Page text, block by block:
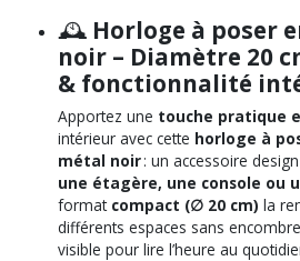
🕰️ Horloge à poser
noir – Diamètre 20
& fonctionnalité
Apportez une touche pratique
intérieur avec cette horloge à
métal noir: un accessoire
une étagère, une console ou
format compact (∅ 20 cm) la
différents espaces sans
visible pour lire l’heure au